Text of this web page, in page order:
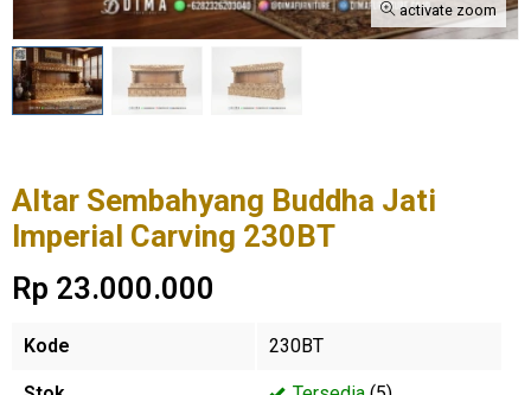
activate zoom
Altar Sembahyang Buddha Jati
Imperial Carving 230BT
Rp 23.000.000
Kode 230BT